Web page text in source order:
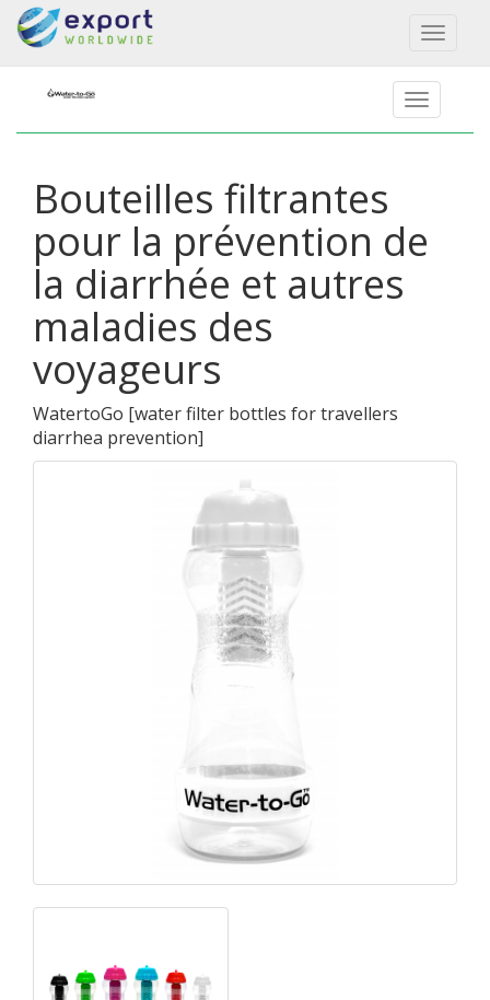
Toggle
Bouteilles filtrantes
pour la prévention de
la diarrhée et autres
maladies des
voyageurs
WatertoGo [water filter bottles for travellers
diarrhea prevention]